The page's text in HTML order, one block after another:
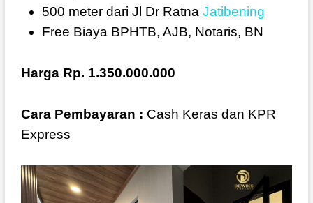
500 meter dari Jl Dr Ratna Jatibening
Free Biaya BPHTB, AJB, Notaris, BN
Harga Rp. 1.350.000.000
Cara Pembayaran : Cash Keras dan KPR
Express